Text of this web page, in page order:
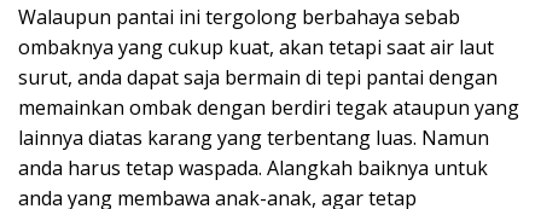
Walaupun pantai ini tergolong berbahaya sebab
ombaknya yang cukup kuat, akan tetapi saat air laut
surut, anda dapat saja bermain di tepi pantai dengan
memainkan ombak dengan berdiri tegak ataupun yang
lainnya diatas karang yang terbentang luas. Namun
anda harus tetap waspada. Alangkah baiknya untuk
anda yang membawa anak-anak, agar tetap